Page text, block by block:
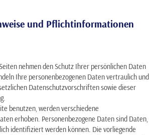
und Pflichtinformationen
nehmen den Schutz Ihrer persönlichen Daten
Ihre personenbezogenen Daten vertraulich und
Datenschutzvorschriften sowie dieser
benutzen, werden verschiedene
erhoben. Personenbezogene Daten sind Daten,
identifiziert werden können. Die vorliegende